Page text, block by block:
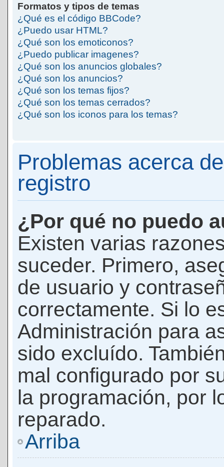
Formatos y tipos de temas
¿Qué es el código BBCode?
¿Puedo usar HTML?
¿Qué son los emoticonos?
¿Puedo publicar imagenes?
¿Qué son los anuncios globales?
¿Qué son los anuncios?
¿Qué son los temas fijos?
¿Qué son los temas cerrados?
¿Qué son los iconos para los temas?
Problemas acerca
registro
¿Por qué no puedo
Existen varias
suceder. Primero,
de usuario y
correctamente. Si lo
Administración para
sido excluído.
mal configurado por
la programación, por
reparado.
Arriba